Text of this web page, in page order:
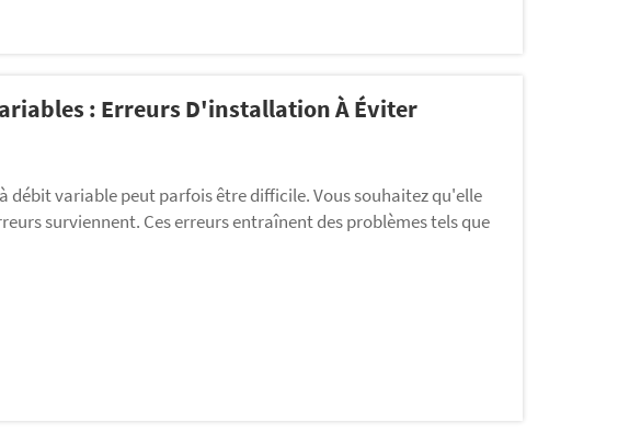
: Erreurs D'installation À Éviter
débit variable peut parfois être difficile. Vous souhaitez qu'elle
surviennent. Ces erreurs entraînent des problèmes tels que
d'équipement. Chez Gelan, nous savons qu'une
e...